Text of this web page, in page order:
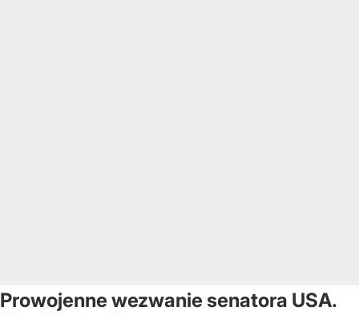
Prowojenne wezwanie senatora USA.